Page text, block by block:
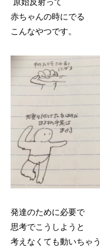
赤ちゃんの時にでる
こんなやつです。
発達のために必要で
思考でこうしようと
考えなくても動いちゃう